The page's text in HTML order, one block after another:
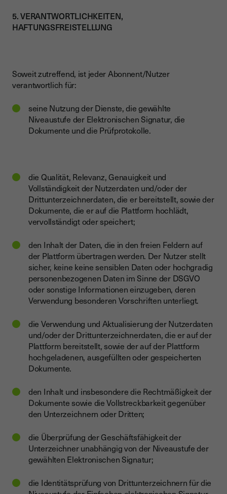
5. VERANTWORTLICHKEITEN,
HAFTUNGSFREISTELLUNG
Soweit zutreffend, ist jeder Abonnent/Nutzer
verantwortlich für:
seine Nutzung der Dienste, die gewählte
Niveaustufe der Elektronischen Signatur, die
Dokumente und die Prüfprotokolle.
die Qualität, Relevanz, Genauigkeit und
Vollständigkeit der Nutzerdaten und/oder der
Drittunterzeichnerdaten, die er bereitstellt, sowie der
Dokumente, die er auf die Plattform hochlädt,
vervollständigt oder speichert;
den Inhalt der Daten, die in den freien Feldern auf
der Plattform übertragen werden. Der Nutzer stellt
sicher, keine keine sensiblen Daten oder hochgradig
personenbezogenen Daten im Sinne der DSGVO
oder sonstige Informationen einzugeben, deren
Verwendung besonderen Vorschriften unterliegt.
die Verwendung und Aktualisierung der Nutzerdaten
und/oder der Drittunterzeichnerdaten, die er auf der
Plattform bereitstellt, sowie der auf der Plattform
hochgeladenen, ausgefüllten oder gespeicherten
Dokumente.
den Inhalt und insbesondere die Rechtmäßigkeit der
Dokumente sowie die Vollstreckbarkeit gegenüber
den Unterzeichnern oder Dritten;
die Überprüfung der Geschäftsfähigkeit der
Unterzeichner unabhängig von der Niveaustufe der
gewählten Elektronischen Signatur;
die Identitätsprüfung von Drittunterzeichnern für die